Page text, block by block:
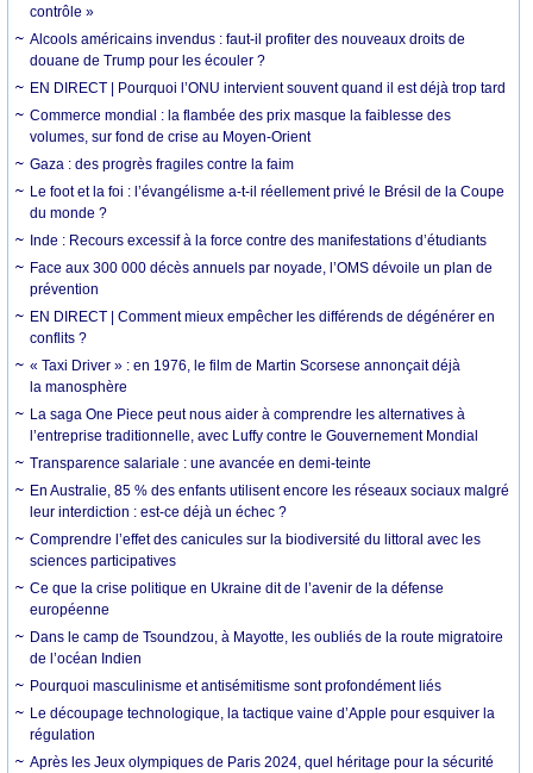
contrôle »
Alcools américains invendus : faut-il profiter des nouveaux droits de
douane de Trump pour les écouler ?
EN DIRECT | Pourquoi l’ONU intervient souvent quand il est déjà trop tard
Commerce mondial : la flambée des prix masque la faiblesse des
volumes, sur fond de crise au Moyen-Orient
Gaza : des progrès fragiles contre la faim
Le foot et la foi : l’évangélisme a-t-il réellement privé le Brésil de la Coupe
du monde ?
Inde : Recours excessif à la force contre des manifestations d’étudiants
Face aux 300 000 décès annuels par noyade, l’OMS dévoile un plan de
prévention
EN DIRECT | Comment mieux empêcher les différends de dégénérer en
conflits ?
« Taxi Driver » : en 1976, le film de Martin Scorsese annonçait déjà
la manosphère
La saga One Piece peut nous aider à comprendre les alternatives à
l’entreprise traditionnelle, avec Luffy contre le Gouvernement Mondial
Transparence salariale : une avancée en demi-teinte
En Australie, 85 % des enfants utilisent encore les réseaux sociaux malgré
leur interdiction : est-ce déjà un échec ?
Comprendre l’effet des canicules sur la biodiversité du littoral avec les
sciences participatives
Ce que la crise politique en Ukraine dit de l’avenir de la défense
européenne
Dans le camp de Tsoundzou, à Mayotte, les oubliés de la route migratoire
de l’océan Indien
Pourquoi masculinisme et antisémitisme sont profondément liés
Le découpage technologique, la tactique vaine d’Apple pour esquiver la
régulation
Après les Jeux olympiques de Paris 2024, quel héritage pour la sécurité